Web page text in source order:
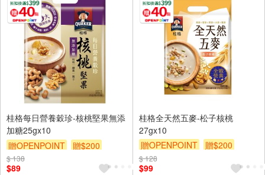
桂格每日營養穀珍-核桃堅果無添
加糖25gx10
贈OPENPOINT
贈$200
$ 138
$89
桂格全天然五麥-松子核桃
27gx10
贈OPENPOINT
贈$200
$ 128
$99